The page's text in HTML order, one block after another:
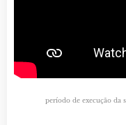
período de execução da